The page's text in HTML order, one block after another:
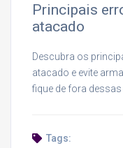
Principais
atacado
Descubra os
atacado e evite
fique de fora
Tags: